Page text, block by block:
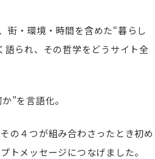
街・環境・時間を含めた“暮らし
語られ、その哲学をどうサイト全
”を言語化。
その４つが組み合わさったとき初め
トメッセージにつなげました。